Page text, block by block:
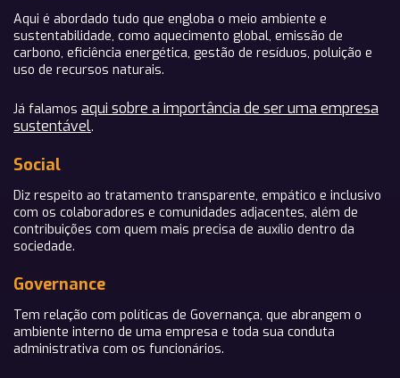
Aqui é abordado tudo que engloba o meio ambiente e
sustentabilidade, como aquecimento global, emissão de
carbono, eficiência energética, gestão de resíduos, poluição e
uso de recursos naturais.
Já falamos aqui sobre a importância de ser uma empresa
sustentável.
Social
Diz respeito ao tratamento transparente, empático e inclusivo
com os colaboradores e comunidades adjacentes, além de
contribuições com quem mais precisa de auxílio dentro da
sociedade.
Governance
Tem relação com políticas de Governança, que abrangem o
ambiente interno de uma empresa e toda sua conduta
administrativa com os funcionários.